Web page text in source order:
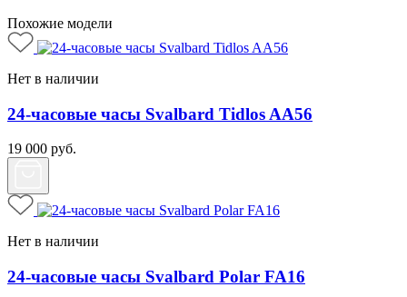
Похожие модели
Нет в наличии
24-часовые часы Svalbard Tidlos AA56
19 000 руб.
Нет в наличии
24-часовые часы Svalbard Polar FA16